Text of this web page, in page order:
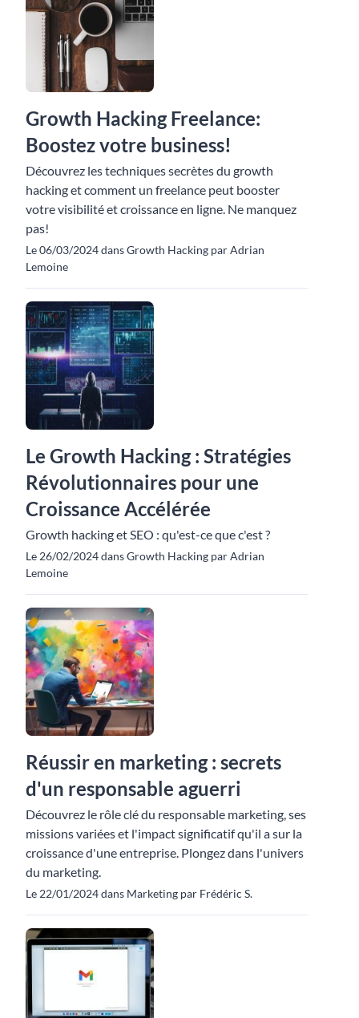
Growth Hacking Freelance:
Boostez votre business!
Découvrez les techniques secrètes du growth
hacking et comment un freelance peut booster
votre visibilité et croissance en ligne. Ne manquez
pas!
Le 06/03/2024 dans Growth Hacking par Adrian
Lemoine
Le Growth Hacking : Stratégies
Révolutionnaires pour une
Croissance Accélérée
Growth hacking et SEO : qu'est-ce que c'est ?
Le 26/02/2024 dans Growth Hacking par Adrian
Lemoine
Réussir en marketing : secrets
d'un responsable aguerri
Découvrez le rôle clé du responsable marketing, ses
missions variées et l'impact significatif qu'il a sur la
croissance d'une entreprise. Plongez dans l'univers
du marketing.
Le 22/01/2024 dans Marketing par Frédéric S.